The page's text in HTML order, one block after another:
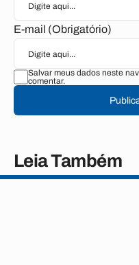
E-mail (Obrigatório)
Salvar meus dados neste
comentar.
Leia Também